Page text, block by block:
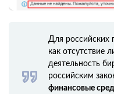
Для российских
как отсутствие
деятельность
российским
финансовые